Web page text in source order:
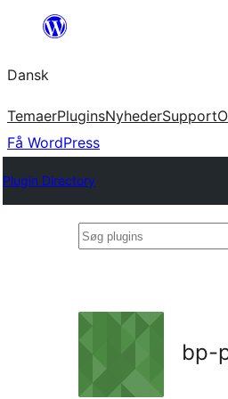
Spring
indhold
Dansk
TemaerPluginsNyhederSupport
Få WordPress
Plugin Directory
Søg
bp-